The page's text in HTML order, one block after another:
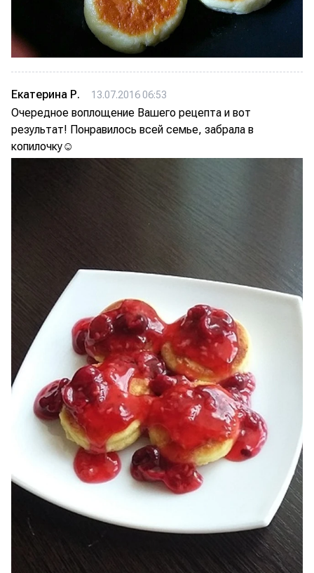
Екатерина Р. 13.07.2016 06:53
Очередное воплощение Вашего рецепта и вот
результат! Понравилось всей семье, забрала в
копилочку☺